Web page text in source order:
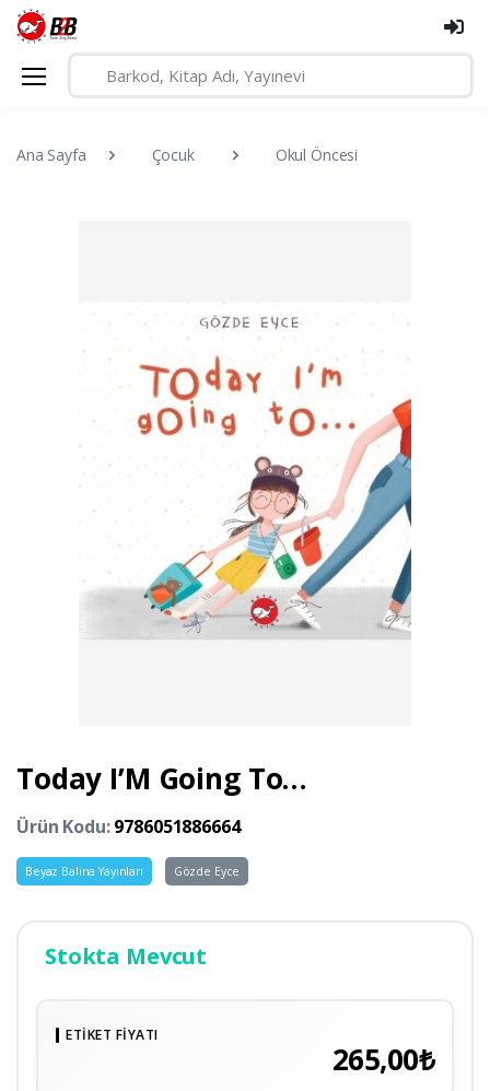
Ana Sayfa Çocuk Okul Öncesi
Today I’M Going To…
Ürün Kodu:9786051886664
Beyaz Balina Yayınları Gözde Eyce
Stokta Mevcut
ETIKET FIYATI
265,00₺